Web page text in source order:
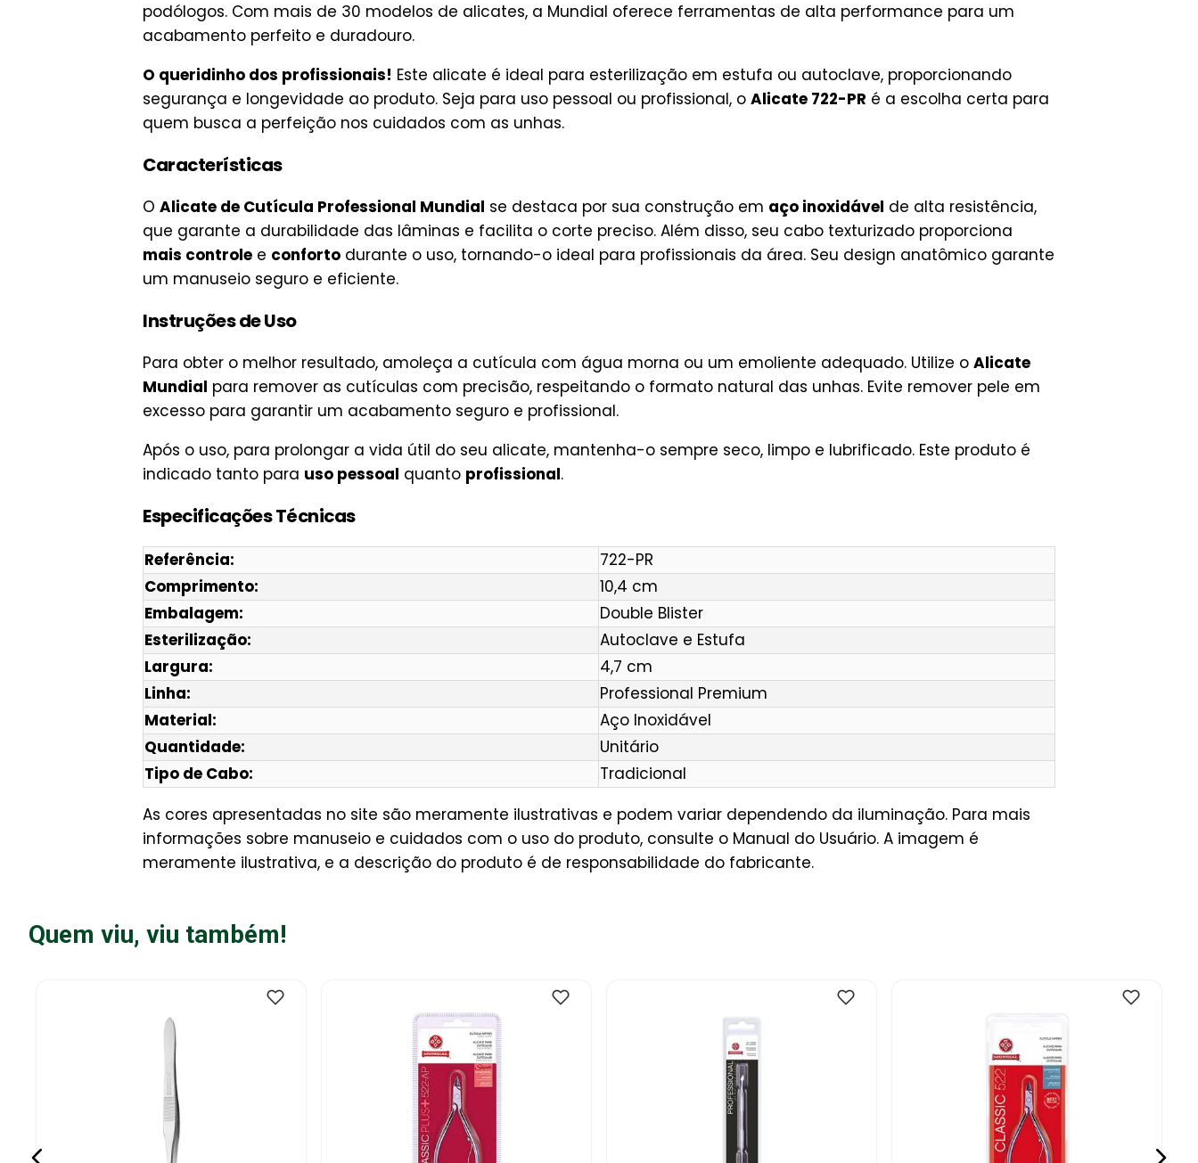
podólogos. Com mais de 30 modelos de alicates, a Mundial oferece ferramentas de alta performance para um
acabamento perfeito e duradouro.
O queridinho dos profissionais! Este alicate é ideal para esterilização em estufa ou autoclave, proporcionando
segurança e longevidade ao produto. Seja para uso pessoal ou profissional, o Alicate 722-PR é a escolha certa para
quem busca a perfeição nos cuidados com as unhas.
Características
O Alicate de Cutícula Professional Mundial se destaca por sua construção em aço inoxidável de alta resistência,
que garante a durabilidade das lâminas e facilita o corte preciso. Além disso, seu cabo texturizado proporciona
mais controle e conforto durante o uso, tornando-o ideal para profissionais da área. Seu design anatômico garante
um manuseio seguro e eficiente.
Instruções de Uso
Para obter o melhor resultado, amoleça a cutícula com água morna ou um emoliente adequado. Utilize o Alicate
Mundial para remover as cutículas com precisão, respeitando o formato natural das unhas. Evite remover pele em
excesso para garantir um acabamento seguro e profissional.
Após o uso, para prolongar a vida útil do seu alicate, mantenha-o sempre seco, limpo e lubrificado. Este produto é
indicado tanto para uso pessoal quanto profissional.
Especificações Técnicas
Referência:
722-PR
Comprimento:
10,4 cm
Embalagem:
Double Blister
Esterilização:
Autoclave e Estufa
Largura:
4,7 cm
Linha:
Professional Premium
Material:
Aço Inoxidável
Quantidade:
Unitário
Tipo de Cabo:
Tradicional
As cores apresentadas no site são meramente ilustrativas e podem variar dependendo da iluminação. Para mais
informações sobre manuseio e cuidados com o uso do produto, consulte o Manual do Usuário. A imagem é
meramente ilustrativa, e a descrição do produto é de responsabilidade do fabricante.
Quem viu, viu também!